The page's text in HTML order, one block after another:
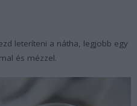
leteríteni a nátha, legjobb egy
és mézzel.